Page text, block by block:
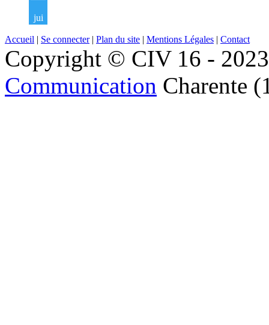
jui
Accueil | Se connecter| Plan du site | Mentions Légales | Contact
Copyright © CIV 16 -
Communication Charente